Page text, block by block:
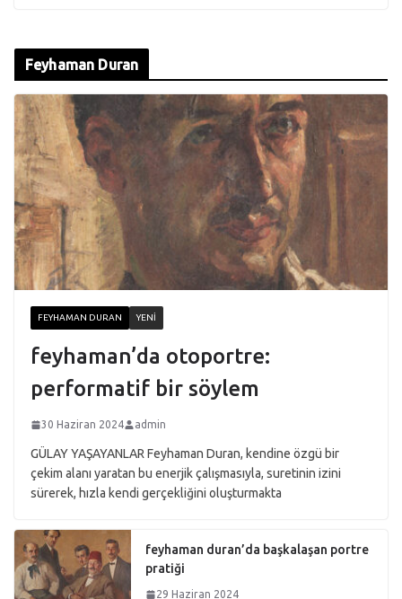
Feyhaman Duran
FEYHAMAN DURAN YENI
feyhaman’da otoportre:
performatif bir söylem
30 Haziran 2024 admin
GÜLAY YAŞAYANLAR Feyhaman Duran, kendine özgü bir
çekim alanı yaratan bu enerjik çalışmasıyla, suretinin izini
sürerek, hızla kendi gerçekliğini oluşturmakta
feyhaman duran’da başkalaşan portre
pratiği
29 Haziran 2024